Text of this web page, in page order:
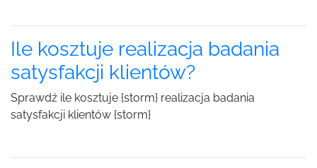
Ile kosztuje realizacja badania
satysfakcji klientów?
Sprawdź ile kosztuje {storm} realizacja badania
satysfakcji klientów {storm}